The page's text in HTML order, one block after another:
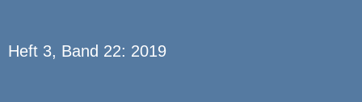
Heft 3, Band 22: 2019